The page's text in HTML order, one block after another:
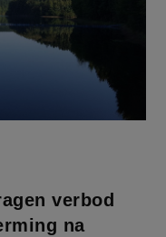
verbod
na